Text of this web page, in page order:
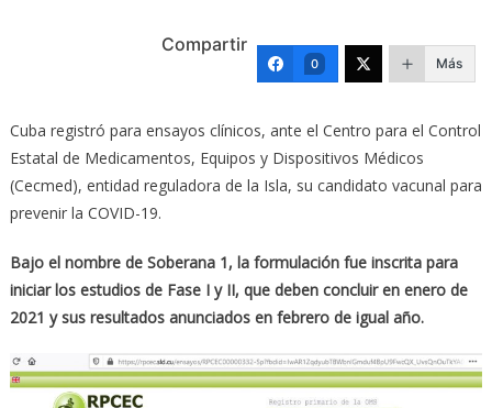
Compartir
0 Más
Cuba registró para ensayos clínicos, ante el Centro para el Control
Estatal de Medicamentos, Equipos y Dispositivos Médicos
(Cecmed), entidad reguladora de la Isla, su candidato vacunal para
prevenir la COVID-19.
Bajo el nombre de Soberana 1, la formulación fue inscrita para
iniciar los estudios de Fase I y II, que deben concluir en enero de
2021 y sus resultados anunciados en febrero de igual año.